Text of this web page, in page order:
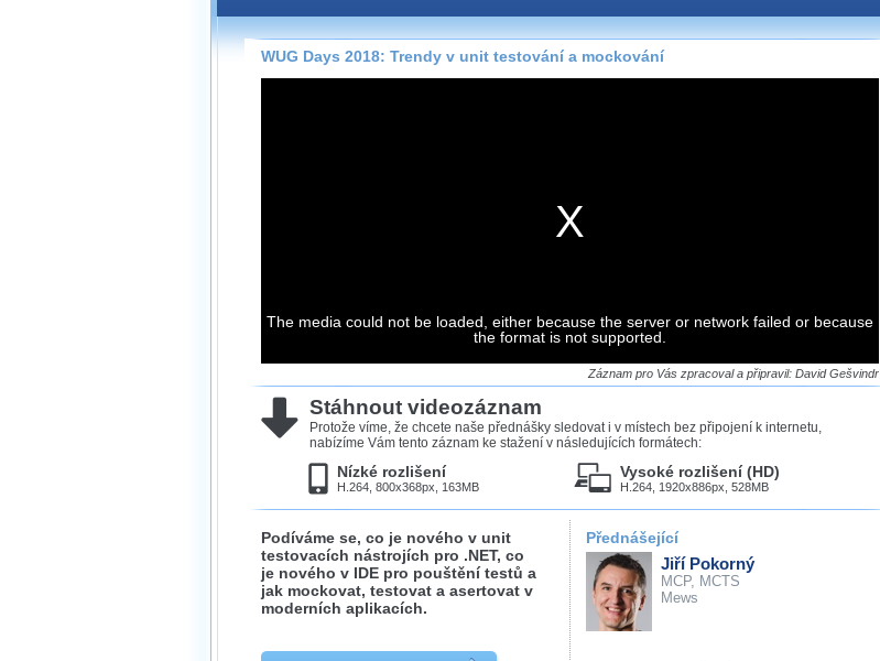
Záznamy na našem webu můžete pohodlně sledovat
přímo na stránce s využitím našehoHTML 5nebo
Silverlightpřehrávače.
Stahování záznamů
neumožňuje, proto umožňujeme stahování vybraných
Velmi staré záznamy máme historicky uložené
ve formátu, který není vhodný pro stahování,
proto je ke stažení nenabízíme.
WUG Days 2018: Trendy v unit testování a mockování
The media could not be loaded, either because the server or network failed or because
the format is not supported.
Záznam pro Vás zpracoval a připravil: David Gešvindr
Stáhnout videozáznam
Protože víme, že chcete naše přednášky sledovat i v místech bez připojení k internetu,
nabízíme Vám tento záznam ke stažení v následujících formátech:
Nízké rozlišení
H.264, 800x368px, 163MB
Vysoké rozlišení (HD)
H.264, 1920x886px, 528MB
Podíváme se, co je nového v unit
testovacích nástrojích pro .NET, co
je nového v IDE pro pouštění testů a
jak mockovat, testovat a asertovat v
moderních aplikacích.
Přednášející
Jiří Pokorný
MCP, MCTS
Mews